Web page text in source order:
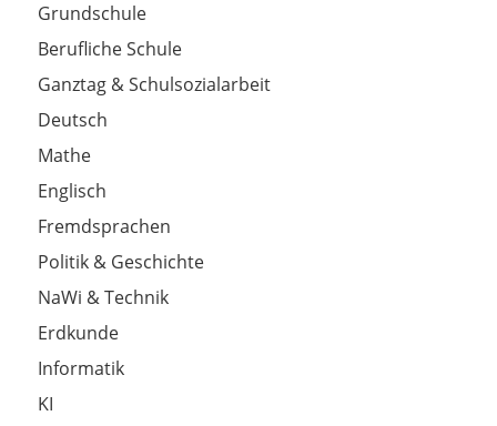
Grundschule
Berufliche Schule
Ganztag & Schulsozialarbeit
Deutsch
Mathe
Englisch
Fremdsprachen
Politik & Geschichte
NaWi & Technik
Erdkunde
Informatik
KI